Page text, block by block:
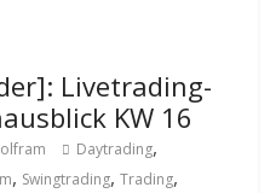
Livetrading-
KW 16
Daytrading,
, Swingtrading,Trading,